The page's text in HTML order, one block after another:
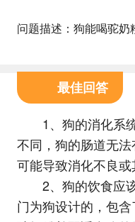
问题描述：狗能喝驼奶
最佳回答
1、狗的消化系
不同，狗的肠道无
可能导致消化不良或
2、狗的饮食应
门为狗设计的，包